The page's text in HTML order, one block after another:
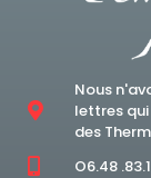
Nous
lettres
des
O6.48